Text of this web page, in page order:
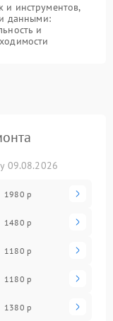
и инструментов,
данными:
и
09.08.2026
1980 р
1480 р
1180 р
1180 р
1380 р